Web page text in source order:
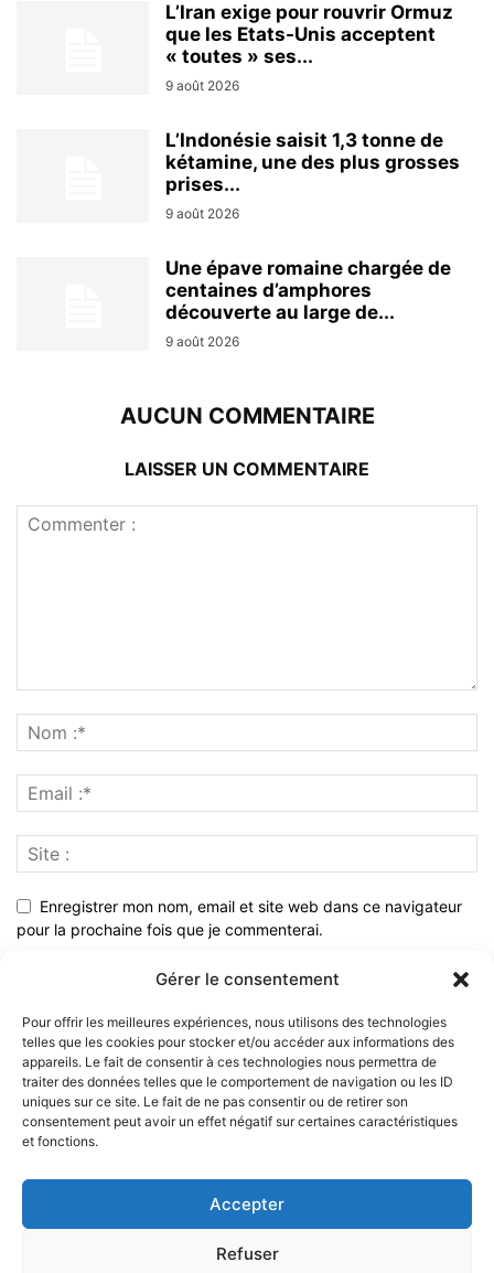
Gérer le consentement
Pour offrir les meilleures expériences, nous utilisons des technologies
telles que les cookies pour stocker et/ou accéder aux informations des
appareils. Le fait de consentir à ces technologies nous permettra de
traiter des données telles que le comportement de navigation ou les ID
uniques sur ce site. Le fait de ne pas consentir ou de retirer son
consentement peut avoir un effet négatif sur certaines caractéristiques
et fonctions.
Accepter
Refuser
L’Iran exige pour rouvrir Ormuz
que les Etats-Unis acceptent
« toutes » ses...
9 août 2026
L’Indonésie saisit 1,3 tonne de
kétamine, une des plus grosses
prises...
9 août 2026
Une épave romaine chargée de
centaines d’amphores
découverte au large de...
9 août 2026
AUCUN COMMENTAIRE
LAISSER UN COMMENTAIRE
Enregistrer mon nom, email et site web dans ce navigateur
pour la prochaine fois que je commenterai.
À PROPOS
SUIVEZ NOUS